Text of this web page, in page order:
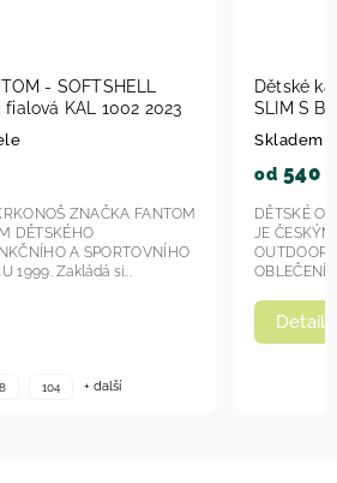
FANTOM - SOFTSHELL
petrolejová KAL 1003
u dodavatele
Z KRKONOŠ ZNAČKA FANTOM
VÝROBCEM DĚTSKÉHO
FUNKČNÍHO A SPORTOVNÍHO
JIŽ OD ROKU 1999. Zakládá si...
116 98